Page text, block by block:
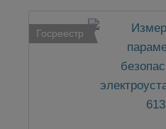
Госреестр